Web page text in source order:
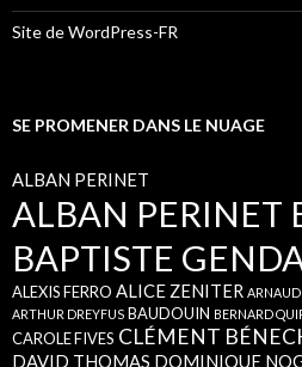
Site de WordPress-FR
SE PROMENER DANS LE NUAGE
ALBAN PERINET
ALBAN PERINET
BAPTISTE
ALEXIS FERRO ALICE ZENITER
ARTHUR DREYFUS BAUDOUIN BERNARD
CAROLE FIVES CLÉMENT
DAVID THOMAS DOMINIQUE